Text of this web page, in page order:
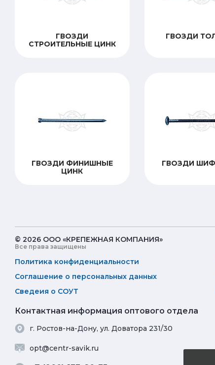
ГВОЗДИ
СТРОИТЕЛЬНЫЕ ЦИНК
ГВОЗДИ
ГВОЗДИ ФИНИШНЫЕ
ЦИНК
ГВОЗДИ
© 2026 ООО «КРЕПЕЖНАЯ КОМПАНИЯ»
Все права защищены
Политика конфиденциальности
Соглашение о персональных данных
Сведеия о СОУТ
Контактная информация оптового отдела
г. Ростов-на-Дону, ул. Доватора 231/30
opt@centr-savik.ru